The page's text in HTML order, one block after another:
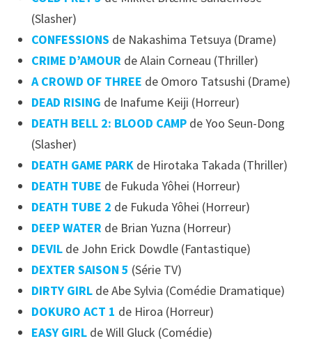
(Slasher)
CONFESSIONS de Nakashima Tetsuya (Drame)
CRIME D’AMOUR de Alain Corneau (Thriller)
A CROWD OF THREE de Omoro Tatsushi (Drame)
DEAD RISING de Inafume Keiji (Horreur)
DEATH BELL 2: BLOOD CAMPde Yoo Seun-Dong
(Slasher)
DEATH GAME PARK de Hirotaka Takada (Thriller)
DEATH TUBE de Fukuda Yôhei (Horreur)
DEATH TUBE 2 de Fukuda Yôhei (Horreur)
DEEP WATER de Brian Yuzna (Horreur)
DEVILde John Erick Dowdle (Fantastique)
DEXTER SAISON 5 (Série TV)
DIRTY GIRLde Abe Sylvia (Comédie Dramatique)
DOKURO ACT 1 de Hiroa (Horreur)
EASY GIRLde Will Gluck (Comédie)